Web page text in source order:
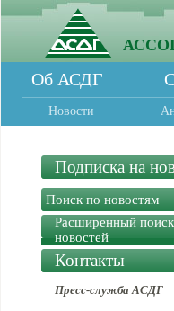
Об АСДГ
Новости
Подписка на
Расширенный поиск
новостей
Контакты
Пресс-служба АСДГ